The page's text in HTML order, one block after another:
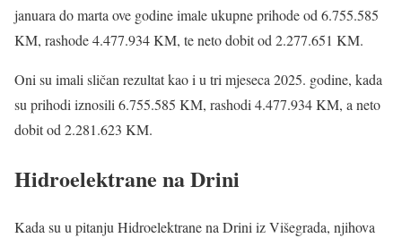
januara do marta ove godine imale ukupne prihode od 6.755.585
KM, rashode 4.477.934 KM, te neto dobit od 2.277.651 KM.
Oni su imali sličan rezultat kao i u tri mjeseca 2025. godine, kada
su prihodi iznosili 6.755.585 KM, rashodi 4.477.934 KM, a neto
dobit od 2.281.623 KM.
Hidroelektrane na Drini
Kada su u pitanju Hidroelektrane na Drini iz Višegrada, njihova